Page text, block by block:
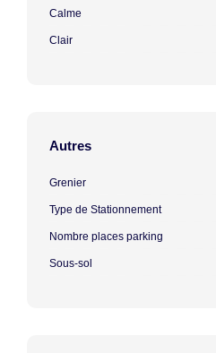
Calme
Clair
Autres
Grenier
Type de Stationnement
Nombre places parking
Sous-sol